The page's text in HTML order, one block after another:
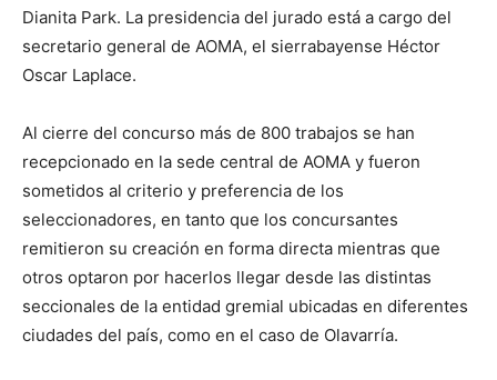
Dianita Park. La presidencia del jurado está a cargo del
secretario general de AOMA, el sierrabayense Héctor
Oscar Laplace.
Al cierre del concurso más de 800 trabajos se han
recepcionado en la sede central de AOMA y fueron
sometidos al criterio y preferencia de los
seleccionadores, en tanto que los concursantes
remitieron su creación en forma directa mientras que
otros optaron por hacerlos llegar desde las distintas
seccionales de la entidad gremial ubicadas en diferentes
ciudades del país, como en el caso de Olavarría.